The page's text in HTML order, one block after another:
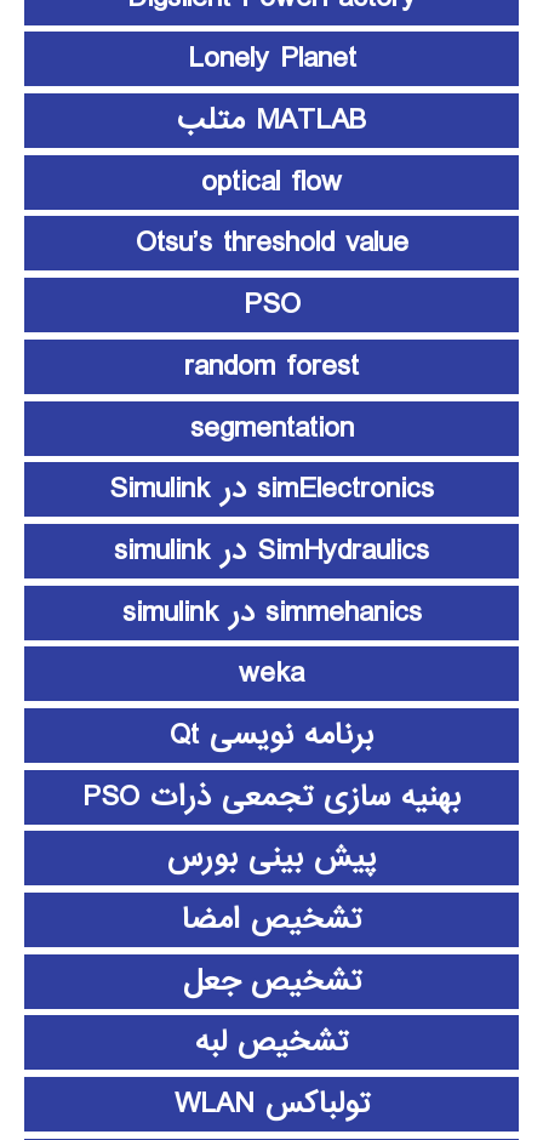
Lonely Planet
MATLAB متلب
optical flow
Otsu’s threshold value
PSO
random forest
segmentation
simElectronics در Simulink
SimHydraulics در simulink
simmehanics در simulink
weka
برنامه نویسی Qt
بهنیه سازی تجمعی ذرات PSO
پیش بینی بورس
تشخیص امضا
تشخیص جعل
تشخیص لبه
تولباکس WLAN